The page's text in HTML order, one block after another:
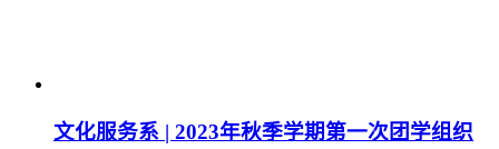
文化服务系 | 2023年秋季学期第一次团学组织